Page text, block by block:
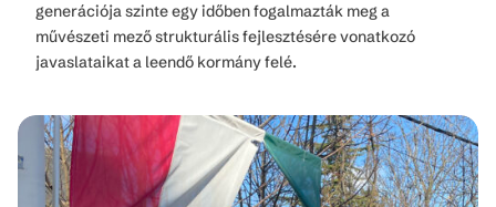
generációja szinte egy időben fogalmazták meg a
művészeti mező strukturális fejlesztésére vonatkozó
javaslataikat a leendő kormány felé.